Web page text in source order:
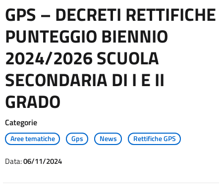
GPS – DECRETI RETTIFICHE
PUNTEGGIO BIENNIO
2024/2026 SCUOLA
SECONDARIA DI I E II
GRADO
Categorie
Aree tematiche Gps News Rettifiche GPS
Data:06/11/2024